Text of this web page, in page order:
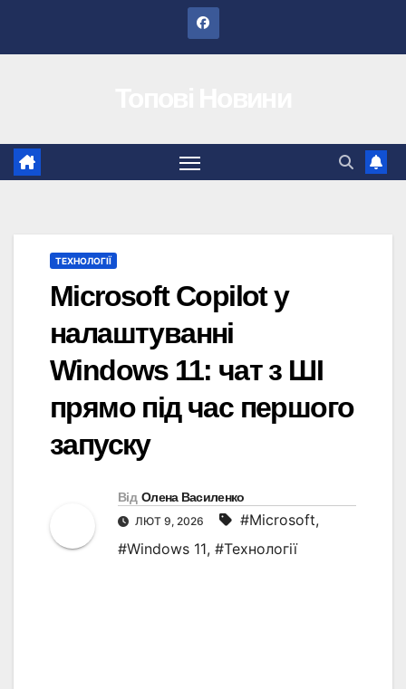
ТЕХНОЛОГІЇ
Microsoft Copilot у
налаштуванні
Windows 11: чат з ШІ
прямо під час першого
запуску
Від Олена Василенко
ЛЮТ 9, 2026 #Microsoft,
#Windows 11, #Технології